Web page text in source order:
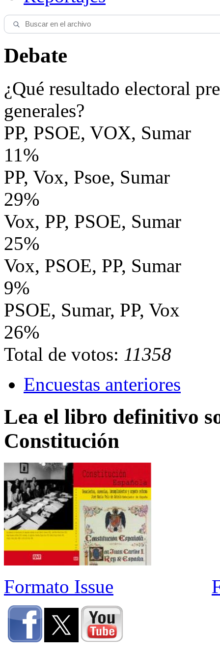
Debate
¿Qué resultado electoral
generales?
PP, PSOE, VOX, Sumar
11%
PP, Vox, Psoe, Sumar
29%
Vox, PP, PSOE, Sumar
25%
Vox, PSOE, PP, Sumar
9%
PSOE, Sumar, PP, Vox
26%
Total de votos: 11358
Encuestas anteriores
Lea el libro definitivo
Constitución
Formato Issue